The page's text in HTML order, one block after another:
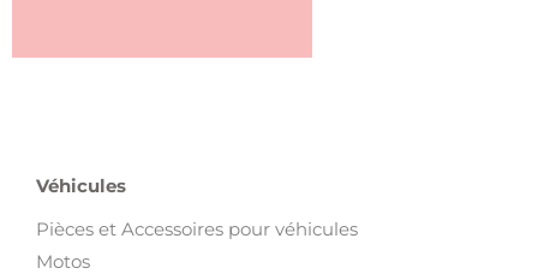
Véhicules
Pièces et Accessoires pour véhicules
Motos